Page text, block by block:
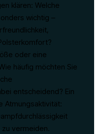
klären: Welche
wichtig –
oder eine
häufig möchten Sie
entscheidend? Ein
Atmungsaktivität:
zu vermeiden.